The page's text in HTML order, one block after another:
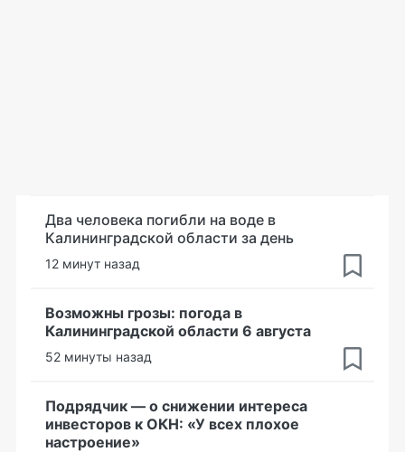
Два человека погибли на воде в
Калининградской области за день
12 минут назад
Возможны грозы: погода в
Калининградской области 6 августа
52 минуты назад
Подрядчик — о снижении интереса
инвесторов к ОКН: «У всех плохое
настроение»